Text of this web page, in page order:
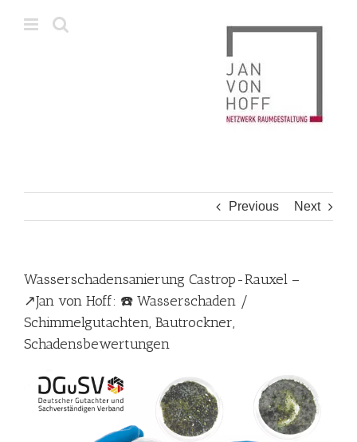
Previous Next
Wasserschadensanierung Castrop-Rauxel –
↗️Jan von Hoff: ☎️ Wasserschaden /
Schimmelgutachten, Bautrockner,
Schadensbewertungen